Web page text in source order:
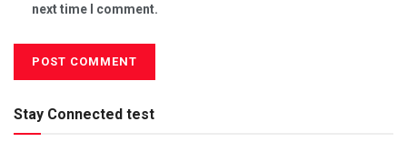
next time I comment.
Stay Connected test